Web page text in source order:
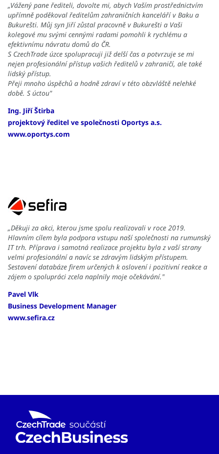
„Vážený pane řediteli, dovolte mi, abych Vaším prostřednictvím
upřímně poděkoval ředitelům zahraničních kanceláří v Baku a
Bukurešti. Můj syn Jiří zůstal pracovně v Bukurešti a Vaši
kolegové mu svými cennými radami pomohli k rychlému a
efektivnímu návratu domů do ČR.
S CzechTrade úzce spolupracuji již delší čas a potvrzuje se mi
nejen profesionální přístup vašich ředitelů v zahraničí, ale také
lidský přístup.
Přeji mnoho úspěchů a hodně zdraví v této obzvláště nelehké
době. S úctou"
Ing. Jiří Štirba
projektový ředitel ve společnosti Oportys a.s.
www.oportys.com
„Děkuji za akci, kterou jsme spolu realizovali v roce 2019.
Hlavním cílem byla podpora vstupu naší společnosti na rumunský
IT trh. Příprava i samotná realizace projektu byla z vaší strany
velmi profesionální a navíc se zdravým lidským přístupem.
Sestavení databáze firem určených k oslovení i pozitivní reakce a
zájem o spolupráci zcela naplnily moje očekávání."
Pavel Vlk
Business Development Manager
www.sefira.cz